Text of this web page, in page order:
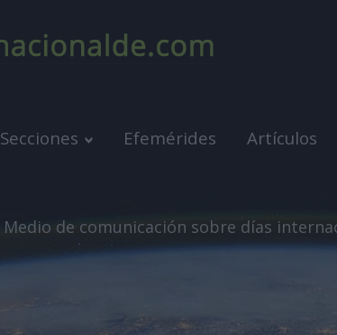
Secciones Efemérides Artículos
Medio de comunicación sobre días